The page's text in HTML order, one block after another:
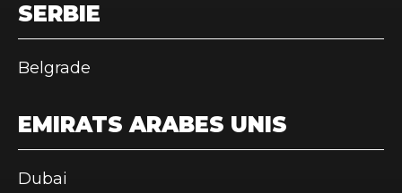
SERBIE
Belgrade
EMIRATS ARABES UNIS
Dubai